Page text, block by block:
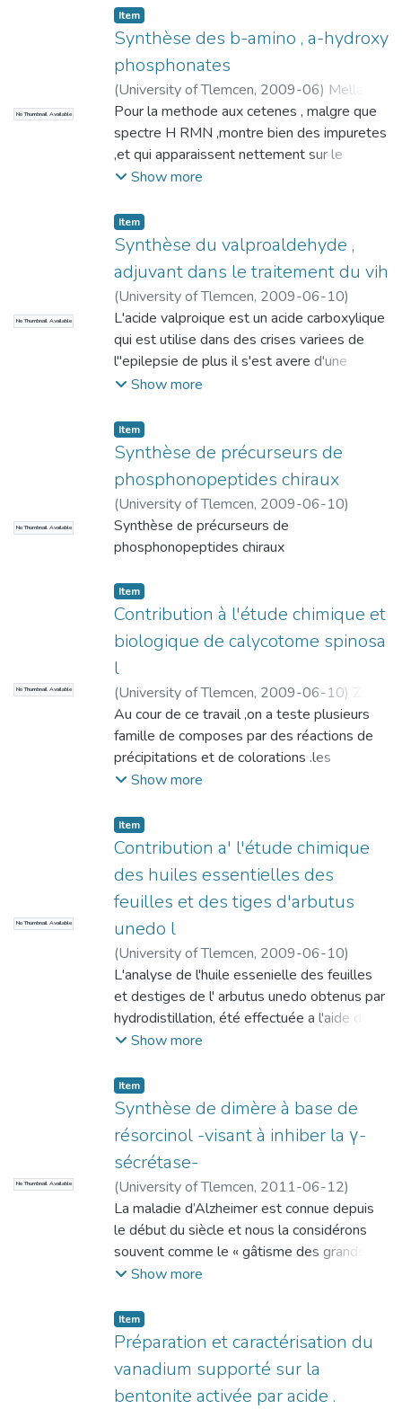
. Plus de 75% des composants de la
fraction etheree del'H.E des fruits de
Zizyphus lotus L .ONT ETE caracterisees ,
L'acide dodecanoique (19.64%) le n-
dodecyl acetate (18.77%) et l'acide
tetradecanoique (10.28%) representent
less comlposes majoritaire .
No Thumbnail Available
Item
Synthèse des b-amino , a-hydroxy
phosphonates
(University of Tlemcen, 2009-06) Mellah,
Ilyes
Pour la methode aux cetenes , malgre que
spectre H RMN ,montre bien des impuretes
,et qui apparaissent nettement sur le
spectre IR ous forme de bandesP-H DU
-1 nous pensons qu'une optimisation
maximale des conditions de reaction pourra
nous conduire a des produire avec une
purete irreprochable .. Cette methode facile
a metre en oeuvre et dont le potentiel
syntetique est importan merite une etude
apporofondie car elle nous pas
prometteuse.
Show more
No Thumbnail Available
Item
Synthèse du valproaldehyde ,
adjuvant dans le traitement du vih
(University of Tlemcen, 2009-06-10)
Mezrai, Abdelmoumin
L'acide valproique est un acide carboxylique
qui est utilise dans des crises variees de
l"epilepsie de plus il s'est avere d'une
activite biologique tres prometteuse dans
central. Notre memoire s'est attache a
preprer le precurseur immediat de cet acide
,a savoir l'aldehyde valproique que nous
avons obtenu a l'etat pur schema
synthetyque simple et realise avec des
reactifs courants ce precurseur peut etre
courants ce precurseur peut etre converti en
Show more
No Thumbnail Available
Item
Synthèse de précurseurs de
phosphonopeptides chiraux
(University of Tlemcen, 2009-06-10)
Keniche, Assia
Synthèse de précurseurs de
phosphonopeptides chiraux
No Thumbnail Available
Item
Contribution à l'étude chimique et
biologique de calycotome spinosa
l
(University of Tlemcen, 2009-06-10) Zirar,
Mohamed
Au cour de ce travail ,on a teste plusieurs
famille de composes par des réactions de
précipitations et de colorations .les
résultats montrent que les parties de cette
alcaloides....saponnsides et tanins . d'autre
part, les flavonoïdes et les coumarrines
marquent aussi leur présence les leurs et
les feuilles avec des quantités inferieurs.
Show more
No Thumbnail Available
Item
Contribution a' l'étude chimique
des huiles essentielles des
feuilles et des tiges d'arbutus
unedo l
(University of Tlemcen, 2009-06-10)
Bensabeur, Khadra
L'analyse de l'huile essenielle des feuilles
et destiges de l' arbutus unedo obtenus par
hydrodistillation, été effectuée a l'aide des
indices de rétention et parla
colonne capillaire couplée a l spectrométrie
de masse . les huiles essentielles des
feuilles d' arbutus unedo sont caractérisées
par la prédominance de composes
aliphatiqui notamment les alcanes
(42.93%).
Show more
No Thumbnail Available
Item
Synthèse de dimère à base de
résorcinol -visant à inhiber la γ-
sécrétase-
(University of Tlemcen, 2011-06-12)
Boucherif, Amina
La maladie d’Alzheimer est connue depuis
le début du siècle et nous la considérons
souvent comme le « gâtisme des grands-
parents » ou la « sénilité ». C’est une erreur !
maladie augmente avec l’âge mais il s’agit
bien d’une maladie.
En étudiant les travaux publiés dans le
cadre de la maladie d’Alzheimer et les
différentes stratégies thérapeutiques qui
Show more
Item
Préparation et caractérisation du
vanadium supporté sur la
bentonite activée par acide .